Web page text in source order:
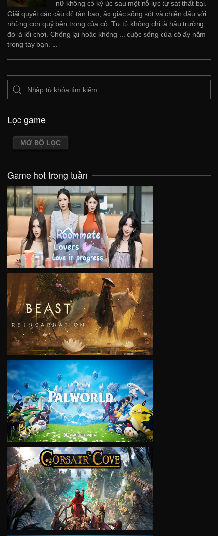
nữ không có ký ức sau một nỗ lực tự sát thất bại.
Giải quyết các câu đố tàn bạo, ảo giác sống sót và chiến đấu với
những con quỷ bên trong của cô. Tự tử không chỉ là hậu trường,
đó là lối chơi. Chống lại hoặc không ... cuộc sống của cô ấy nằm
trong tay bạn. ...
Lọc game
MỞ BỘ LỌC
Game hot trong tuần
VIEW
VIEW
VIEW
VIEW